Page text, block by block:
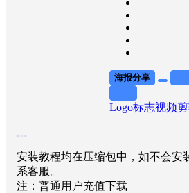
海报分享
Logo标志视频
安装教程均在压缩包中，如不会安
系客服。
注：普通用户充值下载